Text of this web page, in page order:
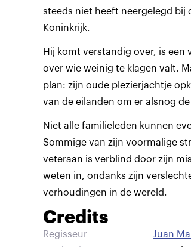
steeds niet heeft neergelegd bij
Koninkrijk.
Hij komt verstandig over, is
over wie weinig te klagen valt.
plan: zijn oude plezierjachtje
van de eilanden om er alsnog
Niet alle familieleden kunnen
Sommige van zijn voormalige
veteraan is verblind door zijn
weten in, ondanks zijn
verhoudingen in de wereld.
Credits
Regisseur
Juan